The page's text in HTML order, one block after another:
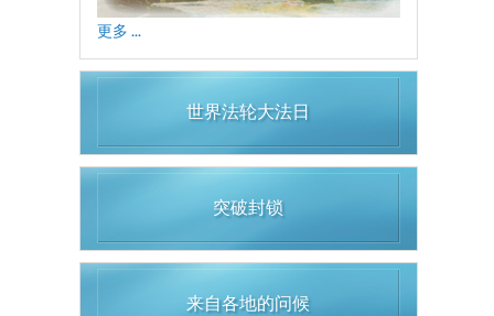
更多 ...
世界法轮大法日
突破封锁
来自各地的问候